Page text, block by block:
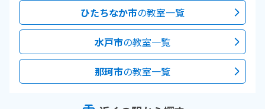
ひたちなか市の教室一覧
水戸市の教室一覧
那珂市の教室一覧